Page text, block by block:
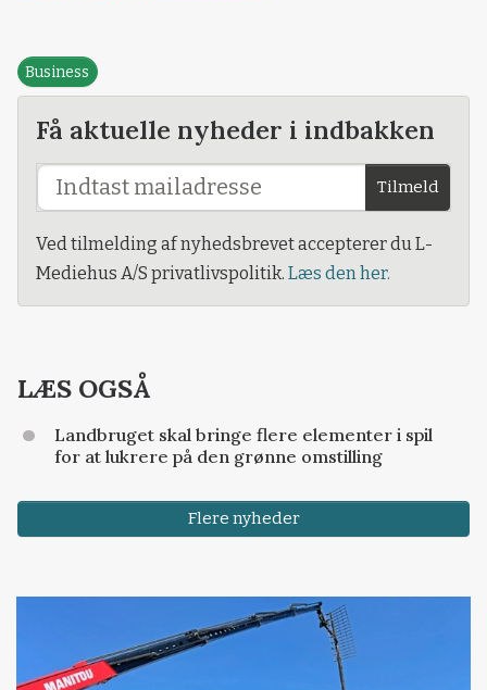
Business
Få aktuelle nyheder i indbakken
Tilmeld
Ved tilmelding af nyhedsbrevet accepterer du L-
Mediehus A/S privatlivspolitik. Læs den her.
LÆS OGSÅ
Landbruget skal bringe flere elementer i spil
for at lukrere på den grønne omstilling
Flere nyheder